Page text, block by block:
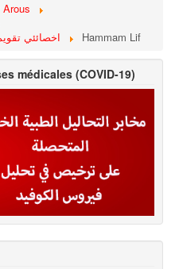
Arous
Hammam Lif
médicales (COVID-19)